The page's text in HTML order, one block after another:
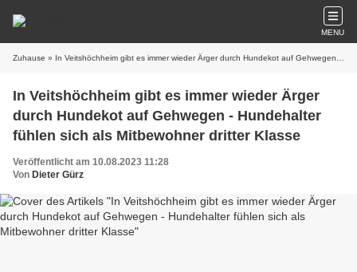
MENU
Zuhause » In Veitshöchheim gibt es immer wieder Ärger durch Hundekot auf Gehwegen - Hundehalter fühlen sich als Mitbewohner dritter Klasse
In Veitshöchheim gibt es immer wieder Ärger
durch Hundekot auf Gehwegen - Hundehalter
fühlen sich als Mitbewohner dritter Klasse
Veröffentlicht am 10.08.2023 11:28
Von Dieter Gürz